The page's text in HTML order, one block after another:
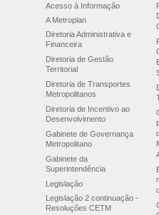
Acesso à Informação
A Metroplan
Diretoria Administrativa e
Financeira
Diretoria de Gestão
Territorial
Diretoria de Transportes
Metropolitanos
Diretoria de Incentivo ao
Desenvolvimento
Gabinete de Governança
Metropolitano
Gabinete da
Superintendência
Legislação
Legislação 2 continuação -
Resoluções CETM